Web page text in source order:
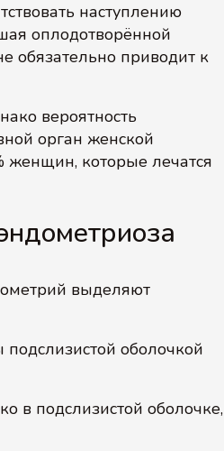
наступлению
оплодотворённой
обязательно приводит к
вероятность
орган женской
которые лечатся
выделяют
подслизистой оболочкой
в подслизистой оболочке,